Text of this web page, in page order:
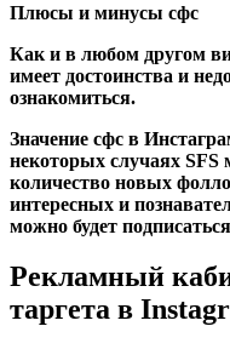
Плюсы и минусы сфс
Как и в любом другом
имеет достоинства и
ознакомиться.
Значение сфс в
некоторых случаях
количество новых
интересных и
можно будет
Рекламный
таргета в